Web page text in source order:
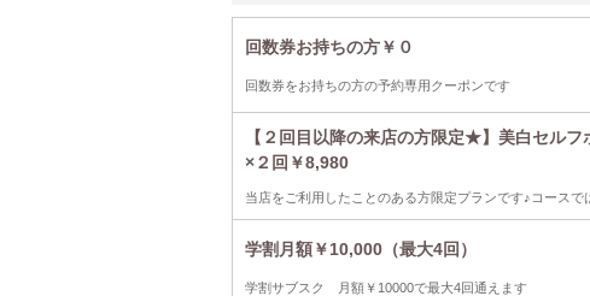
回数券お持ちの方￥０
回数券をお持ちの方の予約専用クーポンです
【２回目以降の来店の方限定★】美白セル
×２回￥8,980
当店をご利用したことのある方限定プランです♪コース
学割月額￥10,000（最大4回）
学割サブスク 月額￥10000で最大4回通えます